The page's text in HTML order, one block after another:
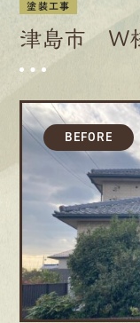
募集要項
先輩インタビュー
エントリー
有資格者が、
塗装工事
津島市 W